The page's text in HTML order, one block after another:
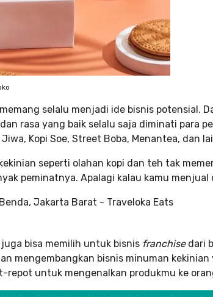
selalu menjadi ide bisnis potensial.
rasa yang baik selalu saja diminati para
Kopi Soe, Street Boba, Menantea, dan
seperti olahan kopi dan teh tak
peminatnya. Apalagi kalau kamu menjual
bisa memilih untuk bisnis franchise dari
mengembangkan bisnis minuman
repot untuk mengenalkan produkmu ke